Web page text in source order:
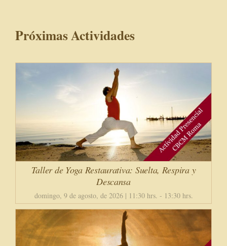
Próximas Actividades
Taller de Yoga Restaurativa: Suelta, Respira y
Descansa
domingo, 9 de agosto, de 2026 | 11:30 hrs. - 13:30 hrs.